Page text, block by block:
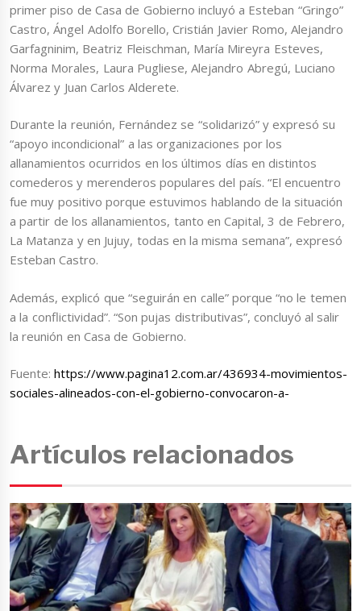
primer piso de Casa de Gobierno incluyó a Esteban “Gringo”
Castro, Ángel Adolfo Borello, Cristián Javier Romo, Alejandro
Garfagninim, Beatriz Fleischman, María Mireyra Esteves,
Norma Morales, Laura Pugliese, Alejandro Abregú, Luciano
Álvarez y Juan Carlos Alderete.
Durante la reunión, Fernández se “solidarizó” y expresó su
“apoyo incondicional” a las organizaciones por los
allanamientos ocurridos en los últimos días en distintos
comederos y merenderos populares del país. “El encuentro
fue muy positivo porque estuvimos hablando de la situación
a partir de los allanamientos, tanto en Capital, 3 de Febrero,
La Matanza y en Jujuy, todas en la misma semana”, expresó
Esteban Castro.
Además, explicó que “seguirán en calle” porque “no le temen
a la conflictividad”. “Son pujas distributivas”, concluyó al salir
la reunión en Casa de Gobierno.
Fuente:https://www.pagina12.com.ar/436934-movimientos-
sociales-alineados-con-el-gobierno-convocaron-a-
Artículos relacionados